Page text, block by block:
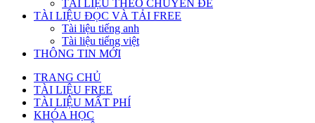
TÀI LIỆU THEO CHUYÊN ĐỀ
TÀI LIỆU ĐỌC VÀ TẢI FREE
Tài liệu tiếng anh
Tài liệu tiếng việt
THÔNG TIN MỚI
TRANG CHỦ
TÀI LIỆU FREE
TÀI LIỆU MẤT PHÍ
KHÓA HỌC